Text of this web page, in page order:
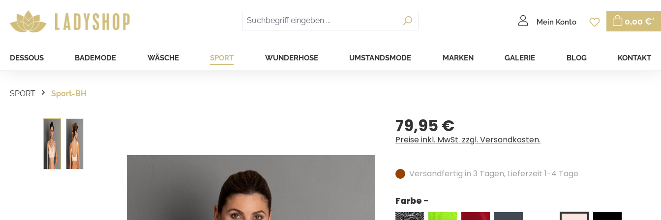
Mein Konto Du hast 0
0,00 €*
DESSOUS BADEMODE WÄSCHE SPORT WUNDERHOSE UMSTANDSMODE MARKEN GALERIE BLOG KONTAKT
SPORT Sport-BH
Bildergalerie überspringen Regulärer Preis:
79,95 €
Preise inkl. MwSt. zzgl. Versandkosten.
Versandfertig in 3 Tagen, Lieferzeit 1-4 Tage
Farbe -